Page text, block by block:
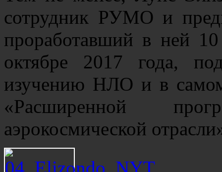
сотрудник РУМО и
проработавший в ней
октябре 2017 года,
изучению НЛО и в
«Расширенной
аэрокосмической